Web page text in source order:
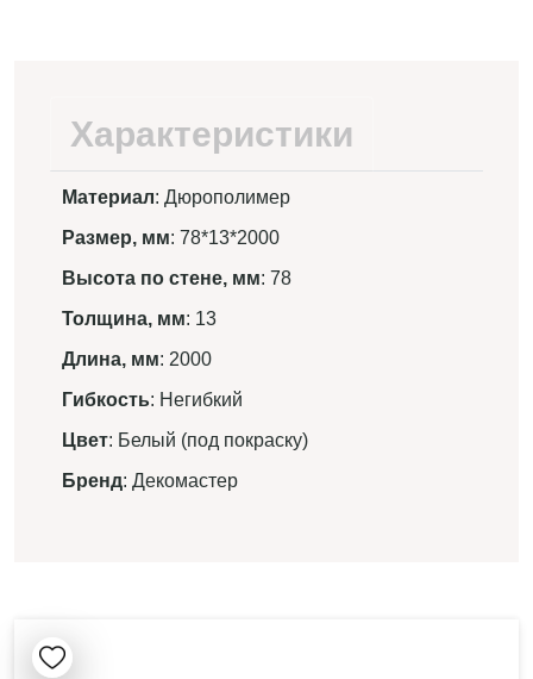
Характеристики
Материал: Дюрополимер
Размер, мм: 78*13*2000
Высота по стене, мм: 78
Толщина, мм: 13
Длина, мм: 2000
Гибкость: Негибкий
Цвет: Белый (под покраску)
Бренд: Декомастер